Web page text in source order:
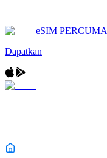
eSIM PERCUMA
Dapatkan